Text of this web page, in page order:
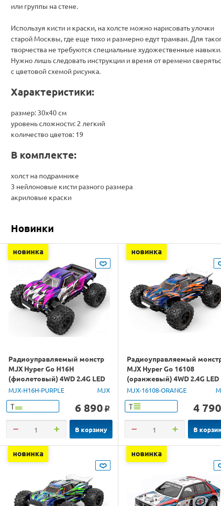
или группы на стене.
Используя кисти и краски, на холсте можно нарисовать улочки
старой Москвы, где еще тихо и размерно едут трамваи. Для
творчества не требуются специальные художественные навыки.
Нужно лишь следовать инструкции и время от времени
с цветовой схемой рисунка.
Характеристики:
размер: 30х40 см
уровень сложности: 2 легкий
количество цветов: 19
В комплекте:
холст на подрамнике
3 нейлоновые кисти разного размера
акриловые краски
Новинки
новинка
Радиоуправляемый монстр
MJX Hyper Go H16H
(фиолетовый) 4WD 2.4G LED
GPS 1/16 RTR
MJX-H16H-PURPLE MJX
Т 6 890 o
В корзину
новинка
Радиоуправляемый
MJX Hyper Go 16108
(оранжевый) 4WD 2.4G LED
1/16 RTR
MJX-16108-ORANGE
Т 4 790
В
новинка новинка